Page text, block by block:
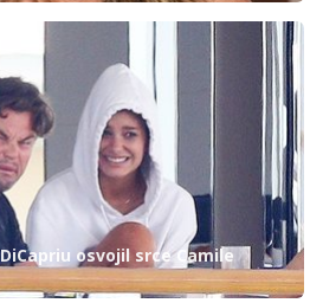
osvojil srce Camile